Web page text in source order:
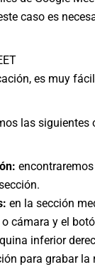
caso es
es muy
las siguientes
en la sección
cámara y el
inferior
para grabar